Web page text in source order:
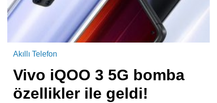
Akıllı Telefon
Vivo iQOO 3 5G bomba
özellikler ile geldi!